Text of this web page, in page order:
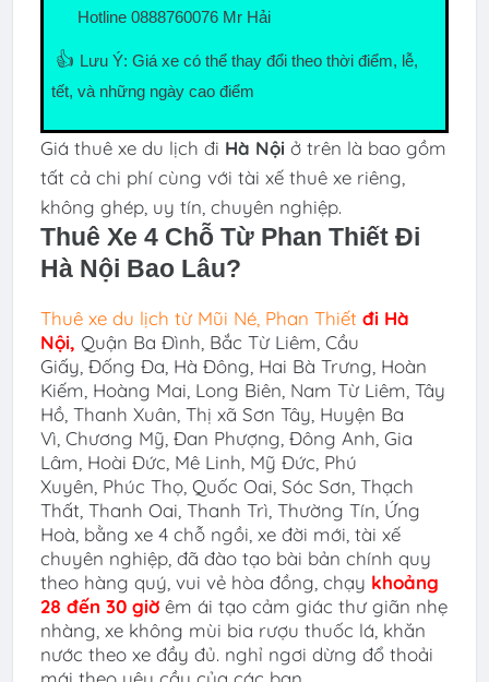
Hotline 0888760076 Mr Hải
👍 Lưu Ý: Giá xe có thể thay đổi theo thời điểm, lễ,
tết, và những ngày cao điểm
Giá thuê xe du lịch đi Hà Nội ở trên là bao gồm
tất cả chi phí cùng với tài xế thuê xe riêng,
không ghép, uy tín, chuyên nghiệp.
Thuê Xe 4 Chỗ Từ Phan Thiết Đi
Hà Nội Bao Lâu?
Thuê xe du lịch từ Mũi Né, Phan Thiết đi Hà
Nội, Quận Ba Đình, Bắc Từ Liêm, Cầu
Giấy, Đống Đa, Hà Đông, Hai Bà Trưng, Hoàn
Kiếm, Hoàng Mai, Long Biên, Nam Từ Liêm, Tây
Hồ, Thanh Xuân, Thị xã Sơn Tây, Huyện Ba
Vì, Chương Mỹ, Đan Phượng, Đông Anh, Gia
Lâm, Hoài Đức, Mê Linh, Mỹ Đức, Phú
Xuyên, Phúc Thọ, Quốc Oai, Sóc Sơn, Thạch
Thất, Thanh Oai, Thanh Trì, Thường Tín, Ứng
Hoà bằng xe 4 chỗ ngồi, xe đời mới, tài xế
chuyên nghiệp, đã đào tạo bài bản chính quy
theo hàng quý, vui vẻ hòa đồng, chạy khoảng
28 đến 30 giờêm ái tạo cảm giác thư giãn nhẹ
nhàng, xe không mùi bia rượu thuốc lá, khăn
nước theo xe đầy đủ. nghỉ ngơi dừng đổ thoải